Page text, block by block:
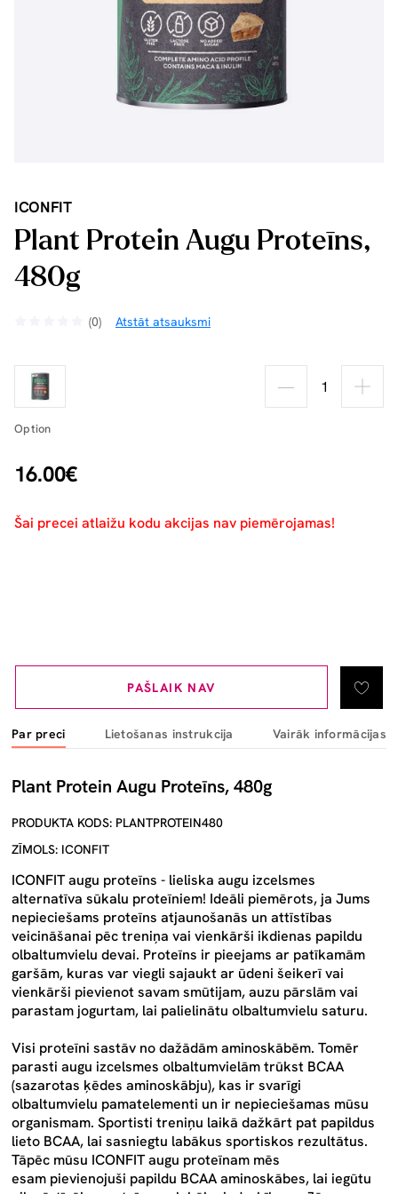
ICONFIT
Plant Protein Augu Proteīns,
480g
(0) Atstāt atsauksmi
Option
16.00€
PAŠLAIK NAV
Šai precei atlaižu kodu akcijas nav piemērojamas!
Par preci Lietošanas instrukcija Vairāk informācijas
Plant Protein Augu Proteīns, 480g
PRODUKTA KODS: PLANTPROTEIN480
ZĪMOLS: ICONFIT
ICONFIT augu proteīns - lieliska augu izcelsmes
alternatīva sūkalu proteīniem! Ideāli piemērots, ja Jums
nepieciešams proteīns atjaunošanās un attīstības
veicināšanai pēc treniņa vai vienkārši ikdienas papildu
olbaltumvielu devai. Proteīns ir pieejams ar patīkamām
garšām, kuras var viegli sajaukt ar ūdeni šeikerī vai
vienkārši pievienot savam smūtijam, auzu pārslām vai
parastam jogurtam, lai palielinātu olbaltumvielu saturu.
Visi proteīni sastāv no dažādām aminoskābēm. Tomēr
parasti augu izcelsmes olbaltumvielām trūkst BCAA
(sazarotas ķēdes aminoskābju), kas ir svarīgi
olbaltumvielu pamatelementi un ir nepieciešamas mūsu
organismam. Sportisti treniņu laikā dažkārt pat papildus
lieto BCAA, lai sasniegtu labākus sportiskos rezultātus.
Tāpēc mūsu ICONFIT augu proteīnam mēs
esam pievienojuši papildu BCAA aminoskābes, lai iegūtu